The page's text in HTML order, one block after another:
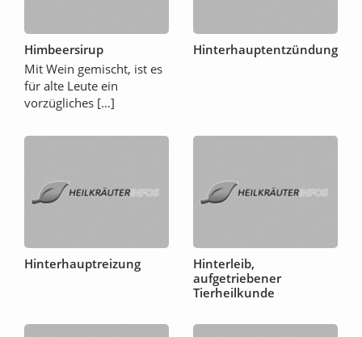
Himbeersirup
Mit Wein gemischt, ist es
für alte Leute ein
vorzügliches […]
Hinterhauptentzündung
Hinterhauptreizung
Hinterleib,
aufgetriebener
Tierheilkunde